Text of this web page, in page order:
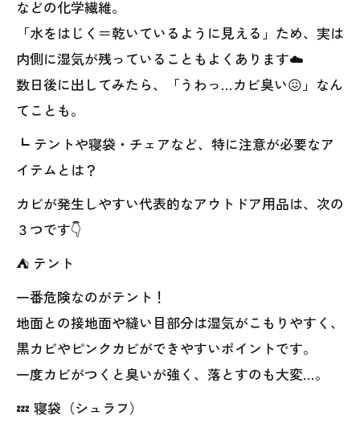
などの化学繊維。
「水をはじく＝乾いているように見える」ため、実は
内側に湿気が残っていることもよくあります☁️
数日後に出してみたら、「うわっ…カビ臭い😖」なん
てことも。
┗ テントや寝袋・チェアなど、特に注意が必要なア
イテムとは？
カビが発生しやすい代表的なアウトドア用品は、次の
３つです👇
⛺ テント
一番危険なのがテント！
地面との接地面や縫い目部分は湿気がこもりやすく、
黒カビやピンクカビができやすいポイントです。
一度カビがつくと臭いが強く、落とすのも大変…。
💤 寝袋（シュラフ）